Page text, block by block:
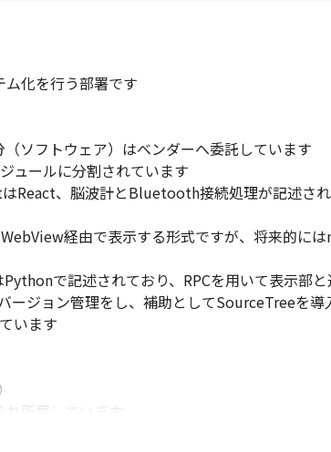
ム化を行う部署です
ソフトウェア）はベンダーへ委託しています
ュールに分割されています
React、脳波計とBluetooth接続処理が記述さ
経由で表示する形式ですが、将来的に
で記述されており、RPCを用いて表示部
ージョン管理をし、補助としてSourceTreeを導
います
所属しています